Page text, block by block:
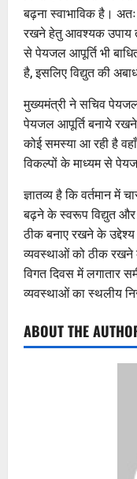
बढ़ना स्वाभाविक है। अतः
रखने हेतु आवश्यक उपाय
से पेयजल आपूर्ति भी
है, इसलिए विद्युत की
मुख्यमंत्री ने सचिव
पेयजल आपूर्ति बनाये
कोई समस्या आ रही है
विकल्पों के माध्यम से
ज्ञातव्य है कि वर्तमान में
बढ़ने के स्वरूप विद्युत
ठीक बनाए रखने के
व्यवस्थाओं को ठीक रखने
विगत दिवस में लगातार
व्यवस्थाओं का स्थलीय
ABOUT THE